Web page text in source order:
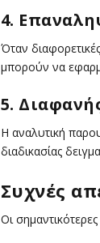
4.
Όταν
μπορούν να
5.
Η αναλυτική
διαδικασίας
Συχνές
Οι